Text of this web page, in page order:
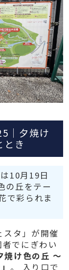
｜夕焼け
とき
10月19日
の丘をテー
で彩られま
タ」が開催
でにぎわい
焼け色の丘 ～
。 入り口で